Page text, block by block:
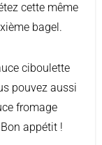
cette même
bagel.
ciboulette
pouvez aussi
fromage
appétit !